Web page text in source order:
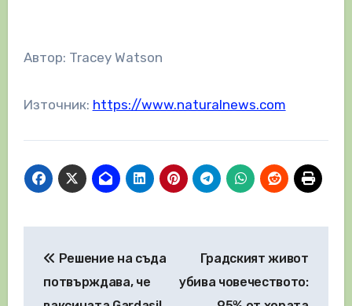
Автор: Tracey Watson
Източник: https://www.naturalnews.com
Решение на съда
потвърждава, че
Градският живот
убива човечеството: